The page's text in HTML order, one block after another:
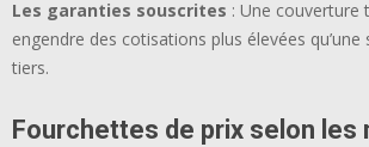
Les garanties souscrites : Une couverture
engendre des cotisations plus élevées
tiers.
Fourchettes de prix selon les